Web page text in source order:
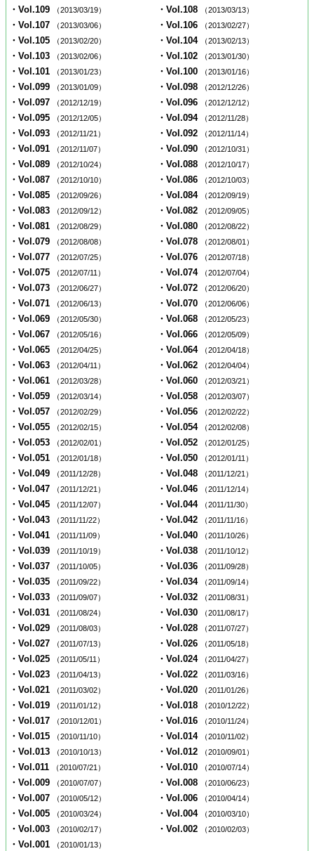
・Vol.109 （2013/03/19） ・Vol.108 （2013/03/13）
・Vol.107 （2013/03/06） ・Vol.106 （2013/02/27）
・Vol.105 （2013/02/20） ・Vol.104 （2013/02/13）
・Vol.103 （2013/02/06） ・Vol.102 （2013/01/30）
・Vol.101 （2013/01/23） ・Vol.100 （2013/01/16）
・Vol.099 （2013/01/09） ・Vol.098 （2012/12/26）
・Vol.097 （2012/12/19） ・Vol.096 （2012/12/12）
・Vol.095 （2012/12/05） ・Vol.094 （2012/11/28）
・Vol.093 （2012/11/21） ・Vol.092 （2012/11/14）
・Vol.091 （2012/11/07） ・Vol.090 （2012/10/31）
・Vol.089 （2012/10/24） ・Vol.088 （2012/10/17）
・Vol.087 （2012/10/10） ・Vol.086 （2012/10/03）
・Vol.085 （2012/09/26） ・Vol.084 （2012/09/19）
・Vol.083 （2012/09/12） ・Vol.082 （2012/09/05）
・Vol.081 （2012/08/29） ・Vol.080 （2012/08/22）
・Vol.079 （2012/08/08） ・Vol.078 （2012/08/01）
・Vol.077 （2012/07/25） ・Vol.076 （2012/07/18）
・Vol.075 （2012/07/11） ・Vol.074 （2012/07/04）
・Vol.073 （2012/06/27） ・Vol.072 （2012/06/20）
・Vol.071 （2012/06/13） ・Vol.070 （2012/06/06）
・Vol.069 （2012/05/30） ・Vol.068 （2012/05/23）
・Vol.067 （2012/05/16） ・Vol.066 （2012/05/09）
・Vol.065 （2012/04/25） ・Vol.064 （2012/04/18）
・Vol.063 （2012/04/11） ・Vol.062 （2012/04/04）
・Vol.061 （2012/03/28） ・Vol.060 （2012/03/21）
・Vol.059 （2012/03/14） ・Vol.058 （2012/03/07）
・Vol.057 （2012/02/29） ・Vol.056 （2012/02/22）
・Vol.055 （2012/02/15） ・Vol.054 （2012/02/08）
・Vol.053 （2012/02/01） ・Vol.052 （2012/01/25）
・Vol.051 （2012/01/18） ・Vol.050 （2012/01/11）
・Vol.049 （2011/12/28） ・Vol.048 （2011/12/21）
・Vol.047 （2011/12/21） ・Vol.046 （2011/12/14）
・Vol.045 （2011/12/07） ・Vol.044 （2011/11/30）
・Vol.043 （2011/11/22） ・Vol.042 （2011/11/16）
・Vol.041 （2011/11/09） ・Vol.040 （2011/10/26）
・Vol.039 （2011/10/19） ・Vol.038 （2011/10/12）
・Vol.037 （2011/10/05） ・Vol.036 （2011/09/28）
・Vol.035 （2011/09/22） ・Vol.034 （2011/09/14）
・Vol.033 （2011/09/07） ・Vol.032 （2011/08/31）
・Vol.031 （2011/08/24） ・Vol.030 （2011/08/17）
・Vol.029 （2011/08/03） ・Vol.028 （2011/07/27）
・Vol.027 （2011/07/13） ・Vol.026 （2011/05/18）
・Vol.025 （2011/05/11） ・Vol.024 （2011/04/27）
・Vol.023 （2011/04/13） ・Vol.022 （2011/03/16）
・Vol.021 （2011/03/02） ・Vol.020 （2011/01/26）
・Vol.019 （2011/01/12） ・Vol.018 （2010/12/22）
・Vol.017 （2010/12/01） ・Vol.016 （2010/11/24）
・Vol.015 （2010/11/10） ・Vol.014 （2010/11/02）
・Vol.013 （2010/10/13） ・Vol.012 （2010/09/01）
・Vol.011 （2010/07/21） ・Vol.010 （2010/07/14）
・Vol.009 （2010/07/07） ・Vol.008 （2010/06/23）
・Vol.007 （2010/05/12） ・Vol.006 （2010/04/14）
・Vol.005 （2010/03/24） ・Vol.004 （2010/03/10）
・Vol.003 （2010/02/17） ・Vol.002 （2010/02/03）
・Vol.001 （2010/01/13）